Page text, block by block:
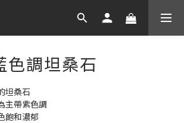
調坦桑石
坦桑石
主帶紫色調
飽和濃郁